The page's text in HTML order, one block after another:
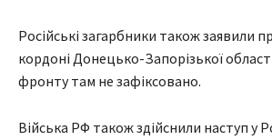
Російські загарбники також заявили
кордоні Донецько-Запорізької
фронту там не зафіксовано.
Війська РФ також здійснили наступ у